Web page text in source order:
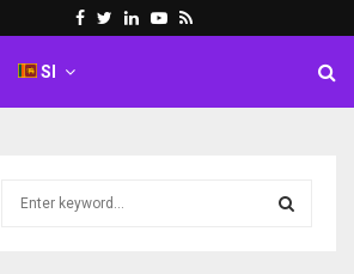
Facebook
Twitter
LinkedinYoutube
Rss
SI